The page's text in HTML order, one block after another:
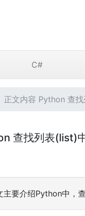
C#
正文内容 Python 查
查找列表(list)
主要介绍Python中，